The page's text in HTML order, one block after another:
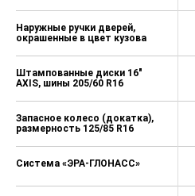
Серебристый
Серый металлик
Черный металлик
Красный Pepper
металлик Voltaic
зеленый металлик
000 ₽
Наружные ручки дверей,
окрашенные в цвет кузова
Штампованные диски 16"
AXIS, шины 205/60 R16
Запасное колесо (докатка),
размерность 125/85 R16
Система «ЭРА-ГЛОНАСС»